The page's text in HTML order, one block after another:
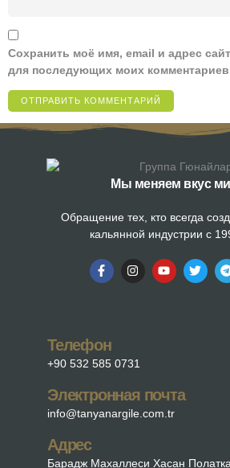
Сохранить моё имя, email и адрес
для последующих моих
Мы меняем вкус
Обращение тех, кто всегда
кальянной индустрии с
Телефон
+90 532 585 0731
Электронная почта
info@tanyanargile.com.tr
Адрес
Барадж Махаллеси Хасан